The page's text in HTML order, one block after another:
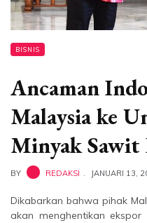
BISNIS
Ancaman
Malaysia ke
Minyak Sawit
BY REDAKSI JANUARI 13,
Dikabarkan bahwa pihak
akan menghentikan